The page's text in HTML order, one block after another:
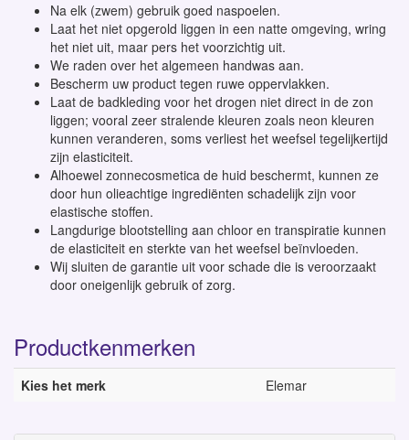
Na elk (zwem) gebruik goed naspoelen.
Laat het niet opgerold liggen in een natte omgeving, wring
het niet uit, maar pers het voorzichtig uit.
We raden over het algemeen handwas aan.
Bescherm uw product tegen ruwe oppervlakken.
Laat de badkleding voor het drogen niet direct in de zon
liggen; vooral zeer stralende kleuren zoals neon kleuren
kunnen veranderen, soms verliest het weefsel tegelijkertijd
zijn elasticiteit.
Alhoewel zonnecosmetica de huid beschermt, kunnen ze
door hun olieachtige ingrediënten schadelijk zijn voor
elastische stoffen.
Langdurige blootstelling aan chloor en transpiratie kunnen
de elasticiteit en sterkte van het weefsel beïnvloeden.
Wij sluiten de garantie uit voor schade die is veroorzaakt
door oneigenlijk gebruik of zorg.
Productkenmerken
Kies het merk Elemar